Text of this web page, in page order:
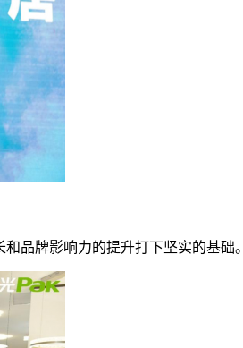
品牌影响力的提升打下坚实的基础。